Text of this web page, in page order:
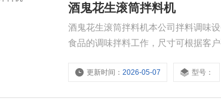
酒鬼花生滚筒拌料机
酒鬼花生滚筒拌料机本公司拌料调味
食品的调味拌料工作，尺寸可根据客
更新时间：2026-05-07 型号：